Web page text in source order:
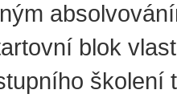
blok
školení